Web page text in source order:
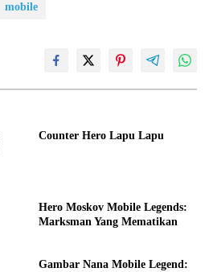
mobile
Counter Hero Lapu Lapu
Hero Moskov Mobile Legends:
Marksman Yang Mematikan
Gambar Nana Mobile Legend: